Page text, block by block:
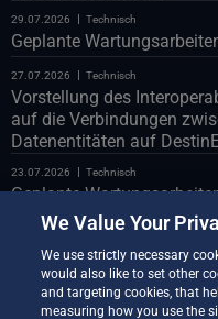
29.07.2026 Technisch
Geplante
27.07.2026 Technisch
Vorstellung des
auf die Verbindungen
Datenentitäten auf
23.07.2026 Technisch
Geplante
Polytope über die LUMI-
Technisch
Geplante
Technisch
We Value Your
We use strictly necessary
would also like to set other
and targeting cookies, that
measuring how you use the